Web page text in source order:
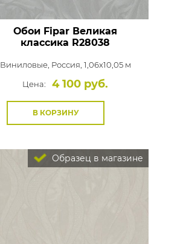
Обои Fipar Великая
классика R28038
Виниловые, Россия, 1,06x10,05 м
Цена:
4 100 руб.
В КОРЗИНУ
Образец в магазине